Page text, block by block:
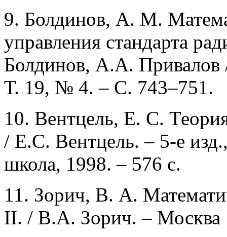
9. Болдинов, А. М.
управления стандарта
Болдинов, А.А.
Т. 19, № 4. – С. 743–751.
10. Вентцель, Е. С.
/ Е.С. Вентцель. – 5-е
школа, 1998. – 576 с.
11. Зорич, В. А.
II. / В.А. Зорич. – Москва